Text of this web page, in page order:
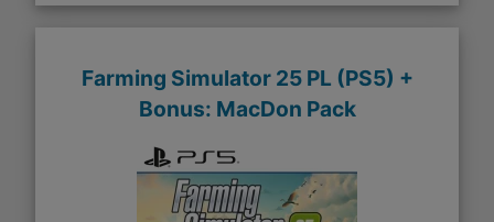
Farming Simulator 25 PL (PS5) +
Bonus: MacDon Pack